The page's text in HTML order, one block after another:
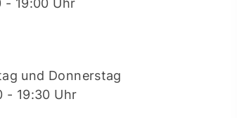
- 19:00 Uhr
und Donnerstag
- 19:30 Uhr